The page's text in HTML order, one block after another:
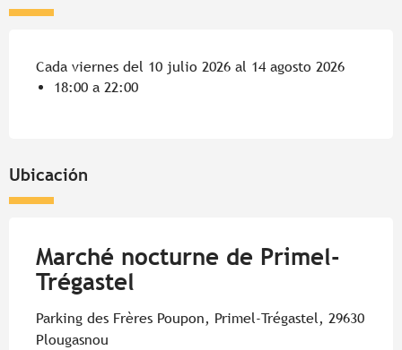
Cada viernes del 10 julio 2026 al 14 agosto 2026
18:00 a 22:00
Ubicación
Marché nocturne de Primel-
Trégastel
Parking des Frères Poupon, Primel-Trégastel, 29630
Plougasnou